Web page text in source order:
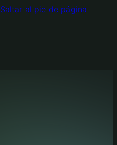
Saltar al pie de página